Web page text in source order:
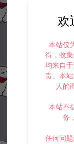
欢
本站仅
得，收
均来自
责。本
人的
本站不
务
任何问